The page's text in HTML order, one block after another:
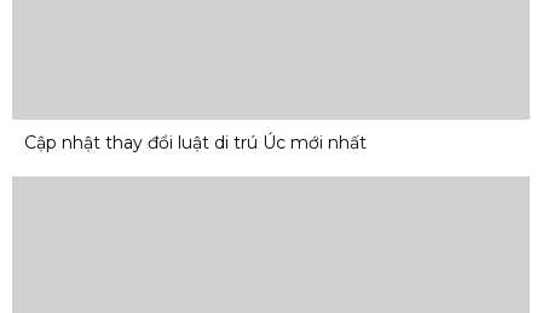
Cập nhật thay đổi luật di trú Úc mới nhất